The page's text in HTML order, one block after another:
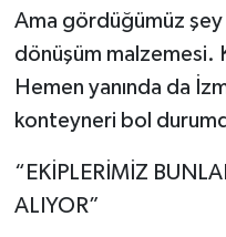
Ama gördüğümüz
dönüşüm malzemesi.
Hemen yanında da
konteyneri bol
“EKİPLERİMİZ
ALIYOR”